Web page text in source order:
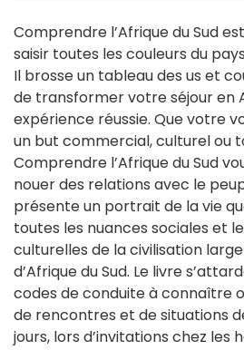
Comprendre l’Afrique du Sud
saisir toutes les couleurs du
Il brosse un tableau des us et
de transformer votre séjour en
expérience réussie. Que votre
un but commercial, culturel ou
Comprendre l’Afrique du Sud
nouer des relations avec le
présente un portrait de la vie
toutes les nuances sociales et
culturelles de la civilisation
d’Afrique du Sud. Le livre
codes de conduite à connaître
de rencontres et de situations
jours, lors d’invitations chez les